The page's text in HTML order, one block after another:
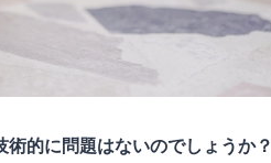
的に問題はないのでしょうか？